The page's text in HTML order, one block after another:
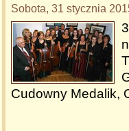
Sobota, 31 stycznia
Cudowny Medalik,